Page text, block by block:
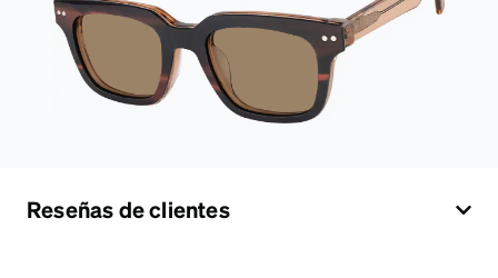
Reseñas de clientes